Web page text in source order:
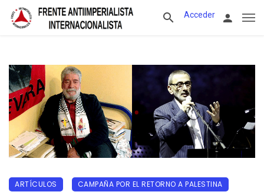
Acceder
ARTÍCULOS CAMPAÑA POR EL RETORNO A PALESTINA